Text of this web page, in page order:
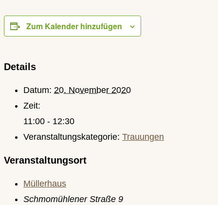
Zum Kalender hinzufügen
Details
Datum: 20. November 2020
Zeit:
11:00 - 12:30
Veranstaltungskategorie: Trauungen
Veranstaltungsort
Müllerhaus
Schmomühlener Straße 9